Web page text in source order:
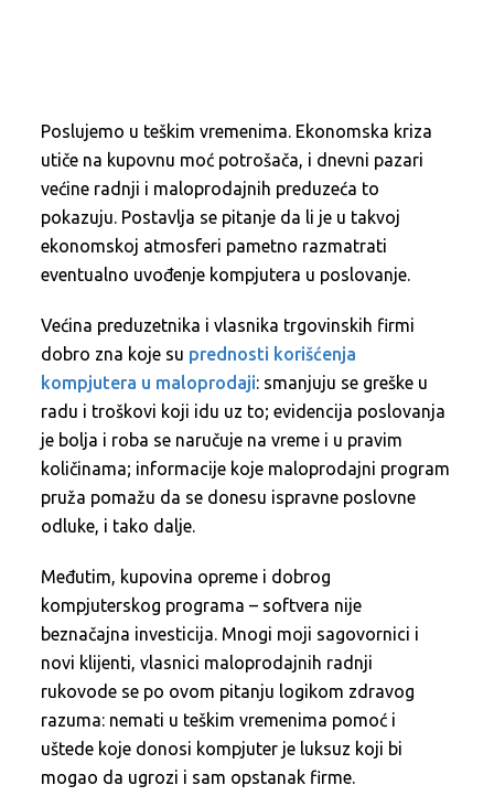
Poslujemo u teškim vremenima. Ekonomska kriza
utiče na kupovnu moć potrošača, i dnevni pazari
većine radnji i maloprodajnih preduzeća to
pokazuju. Postavlja se pitanje da li je u takvoj
ekonomskoj atmosferi pametno razmatrati
eventualno uvođenje kompjutera u poslovanje.
Većina preduzetnika i vlasnika trgovinskih firmi
dobro zna koje su prednosti korišćenja
kompjutera u maloprodaji: smanjuju se greške u
radu i troškovi koji idu uz to; evidencija poslovanja
je bolja i roba se naručuje na vreme i u pravim
količinama; informacije koje maloprodajni program
pruža pomažu da se donesu ispravne poslovne
odluke, i tako dalje.
Međutim, kupovina opreme i dobrog
kompjuterskog programa – softvera nije
beznačajna investicija. Mnogi moji sagovornici i
novi klijenti, vlasnici maloprodajnih radnji
rukovode se po ovom pitanju logikom zdravog
razuma: nemati u teškim vremenima pomoć i
uštede koje donosi kompjuter je luksuz koji bi
mogao da ugrozi i sam opstanak firme.